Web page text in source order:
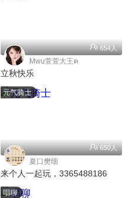
654人
Mwu萱萱大王ฅ
立秋快乐
元气骑士
650人
夏口樊细
来个人一起玩，3365488186
唱聊